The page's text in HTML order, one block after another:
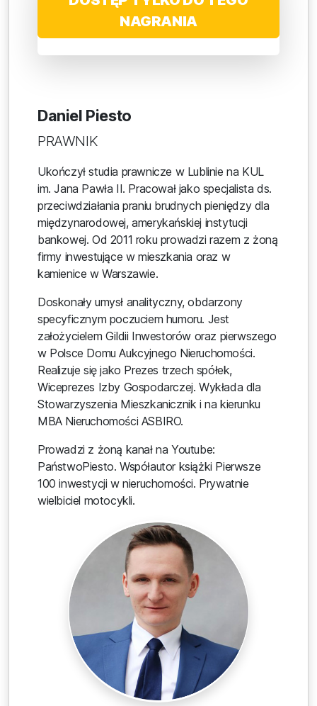
NAGRANIA
Daniel Piesto
PRAWNIK
Ukończył studia prawnicze w Lublinie na KUL
im. Jana Pawła II. Pracował jako specjalista ds.
przeciwdziałania praniu brudnych pieniędzy dla
międzynarodowej, amerykańskiej instytucji
bankowej. Od 2011 roku prowadzi razem z żoną
firmy inwestujące w mieszkania oraz w
kamienice w Warszawie.
Doskonały umysł analityczny, obdarzony
specyficznym poczuciem humoru. Jest
założycielem Gildii Inwestorów oraz pierwszego
w Polsce Domu Aukcyjnego Nieruchomości.
Realizuje się jako Prezes trzech spółek,
Wiceprezes Izby Gospodarczej. Wykłada dla
Stowarzyszenia Mieszkanicznik i na kierunku
MBA Nieruchomości ASBIRO.
Prowadzi z żoną kanał na Youtube:
PaństwoPiesto. Współautor książki Pierwsze
100 inwestycji w nieruchomości. Prywatnie
wielbiciel motocykli.